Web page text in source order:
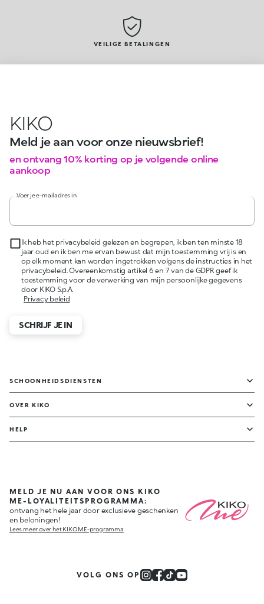
VEILIGE BETALINGEN
KIKO
Meld je aan voor onze nieuwsbrief!
en ontvang 10% korting op je volgende online
aankoop
Voer je e-mailadres in
Ik heb het privacybeleid gelezen en begrepen, ik ben ten minste 18
jaar oud en ik ben me ervan bewust dat mijn toestemming vrij is en
op elk moment kan worden ingetrokken volgens de instructies in het
privacybeleid. Overeenkomstig artikel 6 en 7 van de GDPR geef ik
toestemming voor de verwerking van mijn persoonlijke gegevens
door KIKO S.p.A.
Privacy beleid
SCHRIJF JE IN
SCHOONHEIDSDIENSTEN
OVER KIKO
HELP
MELD JE NU AAN VOOR ONS KIKO
ME-LOYALITEITSPROGRAMMA:
ontvang het hele jaar door exclusieve geschenken
en beloningen!
Lees meer over het KIKO ME-programma
VOLG ONS OP